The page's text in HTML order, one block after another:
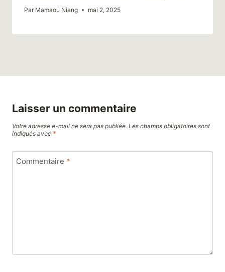
Par Mamaou Niang mai 2, 2025
Laisser un commentaire
Votre adresse e-mail ne sera pas publiée. Les champs obligatoires sont
indiqués avec *
Commentaire *